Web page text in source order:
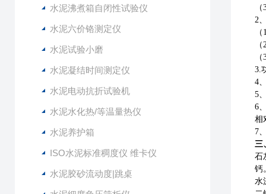
水泥沸煮箱自闭性试验仪
水泥六价铬测定仪
水泥试验小磨
水泥凝结时间测定仪
水泥电动抗折试验机
水泥水化热/等温量热仪
水泥养护箱
ISO水泥标准稠度仪 维卡仪
水泥胶砂流动度|跳桌
（
2
（
（
（
3.
4
5
6
相
7
三
石
钙
水